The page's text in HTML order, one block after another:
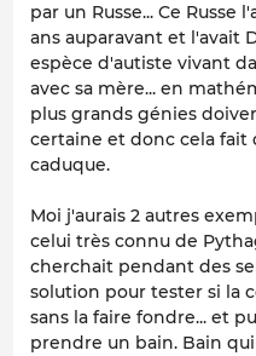
par un Russe... Ce Russe
ans auparavant et l'avait
espèce d'autiste vivant
avec sa mère... en
plus grands génies
certaine et donc cela fait
caduque.
Moi j'aurais 2 autres
celui très connu de
cherchait pendant des
solution pour tester si la
sans la faire fondre... et
prendre un bain. Bain